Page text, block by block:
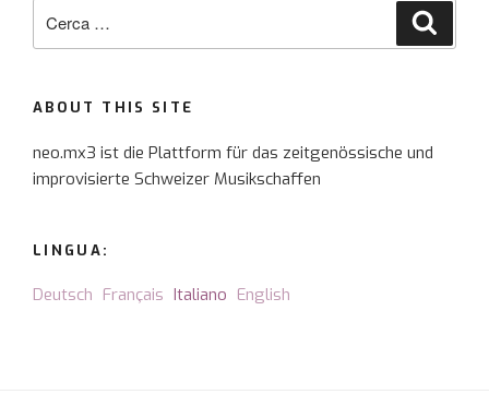
ABOUT THIS SITE
neo.mx3 ist die Plattform für das zeitgenössische und
improvisierte Schweizer Musikschaffen
LINGUA:
Deutsch Français Italiano English